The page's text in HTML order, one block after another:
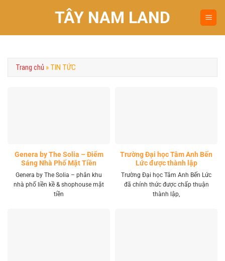
TÂY NAM LAND
Trang chủ » TIN TỨC
Genera by The Solia – Điểm
Sáng Nhà Phố Mặt Tiền
Vành Đai 4 Khu Tây
Genera by The Solia – phân khu
nhà phố liền kề & shophouse mặt
tiền
Trường Đại học Tâm Anh Bến
Lức được thành lập
Trường Đại học Tâm Anh Bến Lức
đã chính thức được chấp thuận
thành lập,